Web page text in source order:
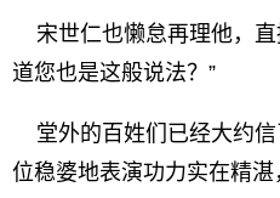
宋世仁也懒怠再理他，直
道您也是这般说法？”
堂外的百姓们已经大约信
位稳婆地表演功力实在精